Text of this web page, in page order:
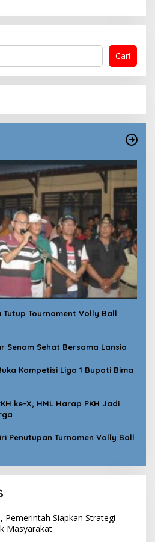
Cari
Tutup Tournament Volly Ball
Senam Sehat Bersama Lansia
Kompetisi Liga 1 Bupati Bima
ke-X, HML Harap PKH Jadi
Penutupan Turnamen Volly Ball
Pemerintah Siapkan Strategi
Masyarakat